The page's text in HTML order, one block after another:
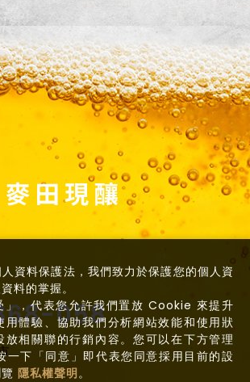
058
資料保護法，我們致力於保護您的個人資
料的掌握。
」，代表您允許我們置放 Cookie 來提升
用體驗、協助我們分析網站效能和使用狀
放相關聯的行銷內容。您可以在下方管理
下「同意」即代表您同意採用目前的設
隱私權聲明。